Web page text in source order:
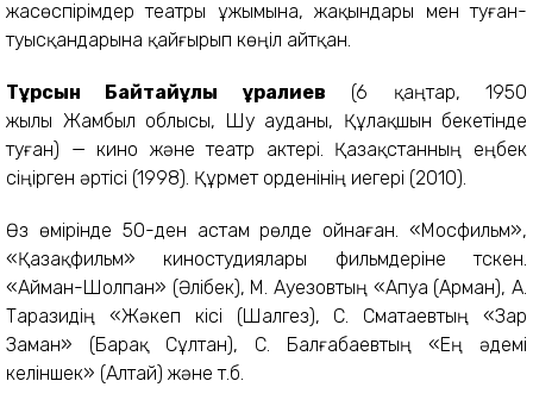
жасөспірімдер театры ұжымына, жақындары мен туған-
туысқандарына қайғырып көңіл айтқан.
Тұрсын Байтайұлы Құралиев (6 қаңтар, 1950
жылы Жамбыл облысы, Шу ауданы, Құлақшын бекетінде
туған) — кино және театр актері. Қазақстанның еңбек
сіңірген әртісі (1998). Құрмет орденінің иегері (2010).
Өз өмірінде 50-ден астам рөлде ойнаған. «Мосфильм»,
«Қазақфильм» киностудиялары фильмдеріне түскен.
«Айман-Шолпан» (Әлібек), М. Ауезовтың «Апуа (Арман), А.
Таразидің «Жәкеп кісі (Шалгез), С. Сматаевтың «Зар
Заман» (Барақ Сұлтан), С. Балғабаевтың «Ең әдемі
келіншек» (Алтай) және т.б.